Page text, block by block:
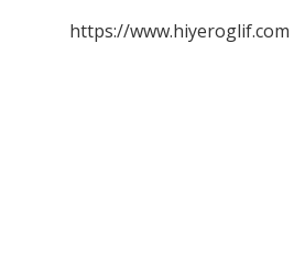
https://www.hiyeroglif.com